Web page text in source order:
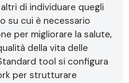
di individuare quegli
su cui è necessario
per migliorare la salute,
della vita delle
tool si configura
per strutturare